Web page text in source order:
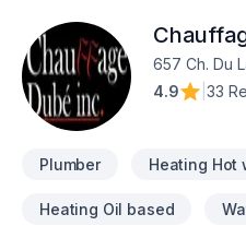
657 Ch. Du
4.9
33
Plumber Heating Hot
Heating Oil based